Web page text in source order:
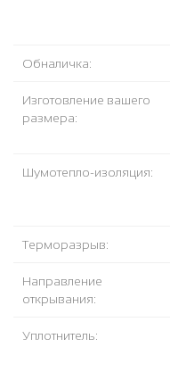
Обналичка:
Изготовление вашего
размера:
Шумотепло-изоляция:
Терморазрыв:
Направление
открывания:
Уплотнитель: